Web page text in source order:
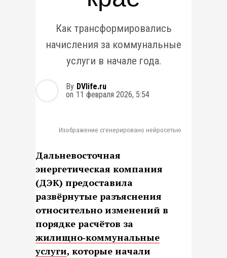
Как трансформировались
начисления за коммунальные
услуги в начале года.
By DVlife.ru
on 11 февраля 2026, 5:54
Изображение сгенерировано нейросетью
Дальневосточная
энергетическая компания
(ДЭК) предоставила
развёрнутые разъяснения
относительно изменений в
порядке расчётов за
жилищно‑коммунальные
услуги, которые начали